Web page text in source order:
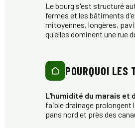
Le bourg s'est structuré
fermes et les bâtiments
mitoyennes, longères,
qu'elles dominent une rue
POURQUOI LES
L'humidité du marais et
faible drainage
pans nord et près des